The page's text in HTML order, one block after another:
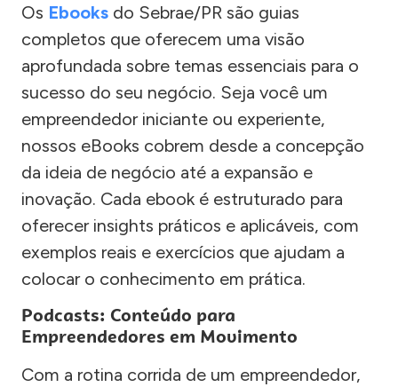
Os Ebooks do Sebrae/PR são guias
completos que oferecem uma visão
aprofundada sobre temas essenciais para o
sucesso do seu negócio. Seja você um
empreendedor iniciante ou experiente,
nossos eBooks cobrem desde a concepção
da ideia de negócio até a expansão e
inovação. Cada ebook é estruturado para
oferecer insights práticos e aplicáveis, com
exemplos reais e exercícios que ajudam a
colocar o conhecimento em prática.
Podcasts: Conteúdo para
Empreendedores em Movimento
Com a rotina corrida de um empreendedor,